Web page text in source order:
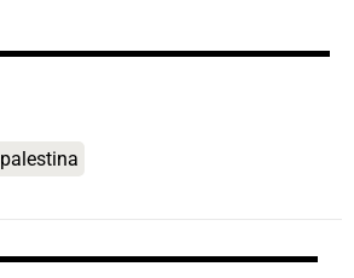
palestina